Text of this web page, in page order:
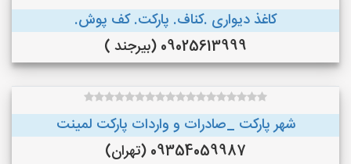
کاغذ دیواری .کناف. پارکت. کف پوش.
09025613999 (بیرجند )
شهر پارکت _صادرات و واردات پارکت لمینت
09354059987 (تهران)